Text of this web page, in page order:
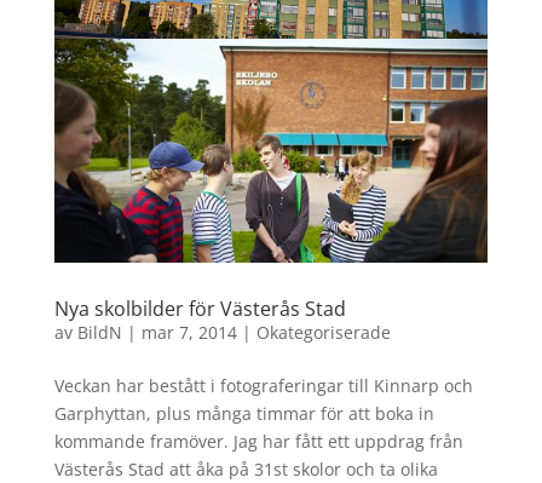
Nya skolbilder för Västerås Stad
av BildN | mar 7, 2014| Okategoriserade
Veckan har bestått i fotograferingar till Kinnarp och
Garphyttan, plus många timmar för att boka in
kommande framöver. Jag har fått ett uppdrag från
Västerås Stad att åka på 31st skolor och ta olika